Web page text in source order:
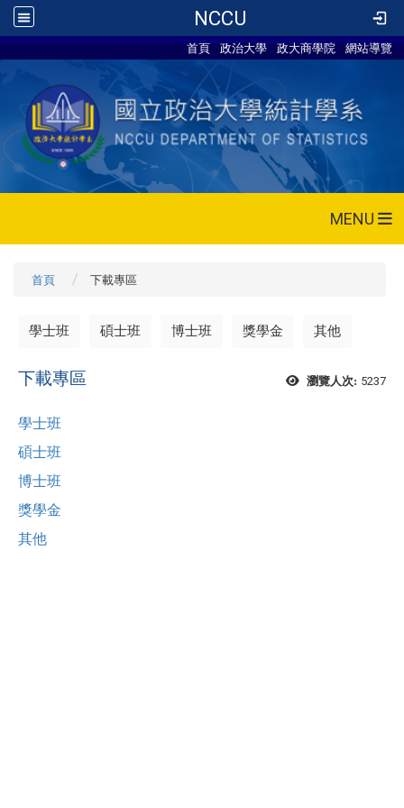
NCCU
首頁 政治大學 政大商學院 網站導覽
MENU
首頁 下載專區
學士班 碩士班 博士班 獎學金 其他
瀏覽人次: 5237
下載專區
學士班
碩士班
博士班
獎學金
其他